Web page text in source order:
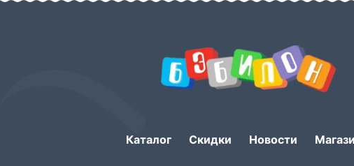
Каталог Скидки Новости